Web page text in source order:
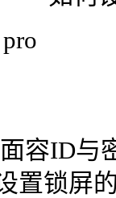
容ID与
置锁屏